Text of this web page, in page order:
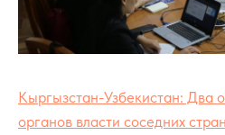
Кыргызстан-Узбекистан: Два
органов власти соседних